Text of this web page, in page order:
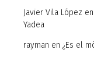
Javier Vila López en
Yadea
rayman en ¿Es el